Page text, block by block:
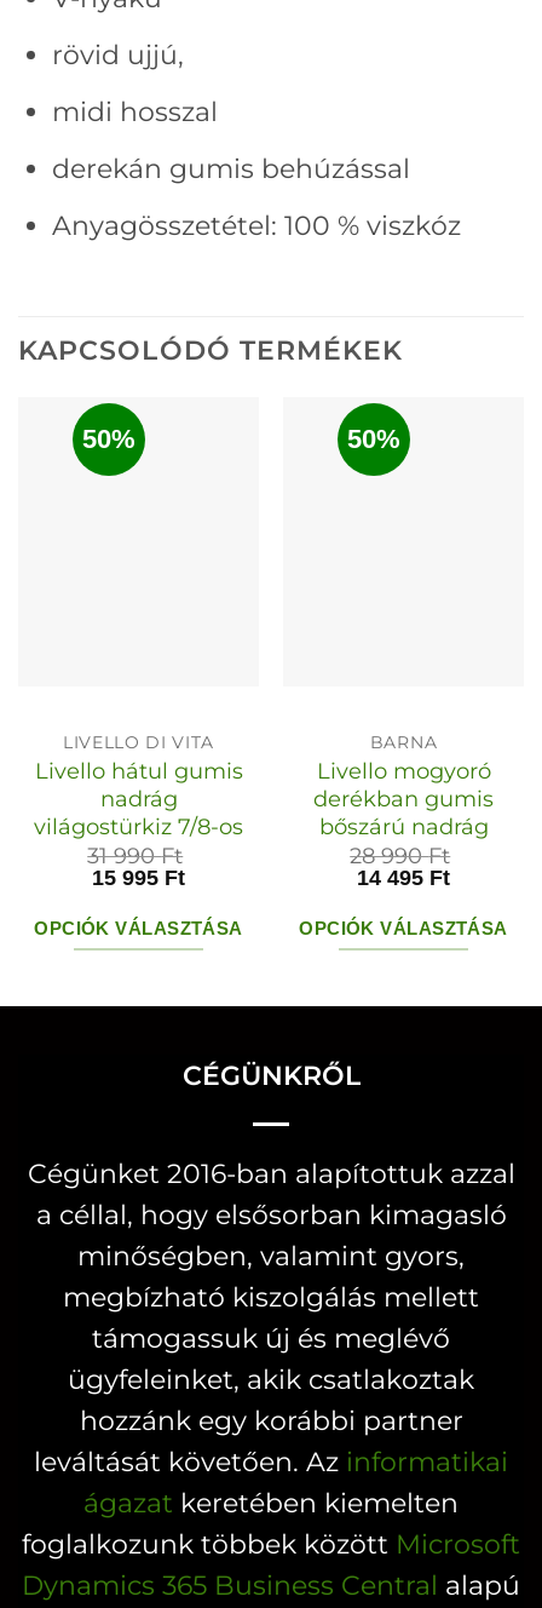
rövid ujjú,
midi hosszal
derekán gumis behúzással
Anyagösszetétel: 100 % viszkóz
KAPCSOLÓDÓ TERMÉKEK
50%
LIVELLO DI VITA
Livello hátul gumis
nadrág
világostürkiz 7/8-os
31 990Ft
15 995 Ft
OPCIÓK VÁLASZTÁSA
a
több
A
változatok
a
termékoldalon
ki
50%
BARNA
Livello mogyoró
derékban gumis
bőszárú nadrág
28 990Ft
14 495 Ft
OPCIÓK VÁLASZTÁSA
a
A
változatok
a
ki
CÉGÜNKRŐL
Cégünket 2016-ban alapítottuk azzal
a céllal, hogy elsősorban kimagasló
minőségben, valamint gyors,
megbízható kiszolgálás mellett
támogassuk új és meglévő
ügyfeleinket, akik csatlakoztak
hozzánk egy korábbi partner
leváltását követően. Az informatikai
ágazat keretében kiemelten
foglalkozunk többek között Microsoft
Dynamics 365 Business Central alapú